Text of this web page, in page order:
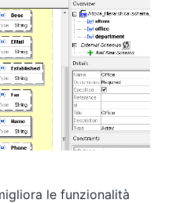
le funzionalità